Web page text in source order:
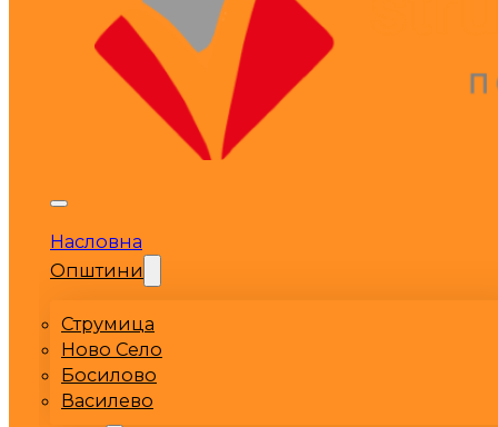
Насловна
Општини
Струмица
Ново Село
Босилово
Василево